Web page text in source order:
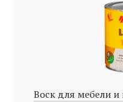
Воск для мебели и